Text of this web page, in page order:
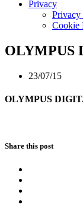
Privacy
Privacy
Cookie
OLYMPUS
23/07/15
OLYMPUS
Share this post